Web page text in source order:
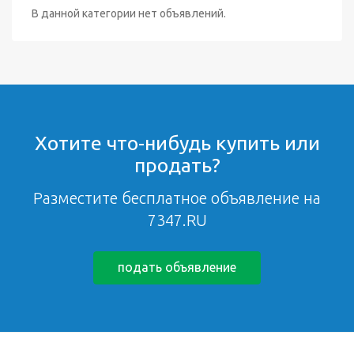
В данной категории нет объявлений.
Хотите что-нибудь купить или
продать?
Разместите бесплатное объявление на
7347.RU
подать объявление